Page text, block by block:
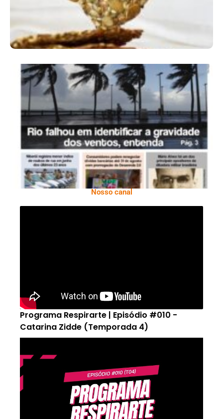
Ano X – Número 366 01 A 07 De Agosto De
2026
Nosso canal
Programa Respirarte | Episódio #010 -
Catarina Zidde (Temporada 4)